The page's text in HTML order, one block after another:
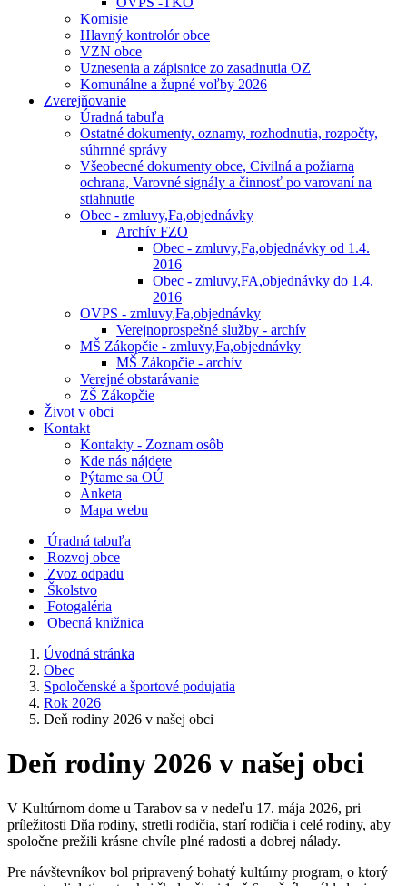
Komisie
Hlavný kontrolór obce
VZN obce
Uznesenia a zápisnice zo zasadnutia OZ
Komunálne a župné voľby 2026
Zverejňovanie
Úradná tabuľa
Ostatné dokumenty, oznamy, rozhodnutia, rozpočty,
súhrnné správy
Všeobecné dokumenty obce, Civilná a požiarna
ochrana, Varovné signály a činnosť po varovaní na
stiahnutie
Obec - zmluvy,Fa,objednávky
Archív FZO
Obec - zmluvy,Fa,objednávky od 1.4.
2016
Obec - zmluvy,FA,objednávky do 1.4.
2016
OVPS - zmluvy,Fa,objednávky
Verejnoprospešné služby - archív
MŠ Zákopčie - zmluvy,Fa,objednávky
MŠ Zákopčie - archív
Verejné obstarávanie
ZŠ Zákopčie
Život v obci
Kontakt
Kontakty - Zoznam osôb
Kde nás nájdete
Pýtame sa OÚ
Anketa
Mapa webu
Úradná tabuľa
Rozvoj obce
Zvoz odpadu
Školstvo
Fotogaléria
Obecná knižnica
Úvodná stránka
Obec
Spoločenské a športové podujatia
Rok 2026
Deň rodiny 2026 v našej obci
Deň rodiny 2026 v našej obci
V Kultúrnom dome u Tarabov sa v nedeľu 17. mája 2026, pri
príležitosti Dňa rodiny, stretli rodičia, starí rodičia i celé rodiny, aby
spoločne prežili krásne chvíle plné radosti a dobrej nálady.
Pre návštevníkov bol pripravený bohatý kultúrny program, o ktorý